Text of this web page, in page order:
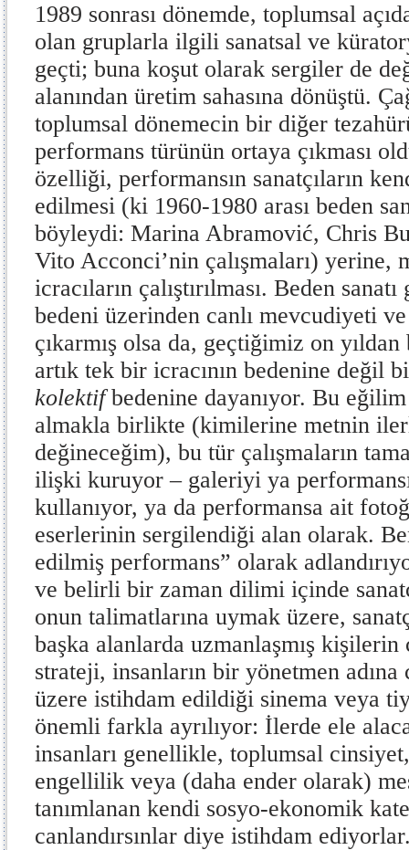
1989 sonrası dönemde, toplumsal
olan gruplarla ilgili sanatsal ve
geçti; buna koşut olarak sergiler de
alanından üretim sahasına dönüştü.
toplumsal dönemecin bir diğer
performans türünün ortaya çıkması
özelliği, performansın sanatçıların
edilmesi (ki 1960-1980 arası beden
böyleydi: Marina Abramović, Chris
Vito Acconci’nin çalışmaları) yerine,
icracıların çalıştırılması. Beden
bedeni üzerinden canlı mevcudiyeti ve
çıkarmış olsa da, geçtiğimiz on
artık tek bir icracının bedenine değil
kolektifbedenine dayanıyor. Bu
almakla birlikte (kimilerine metnin
değineceğim), bu tür çalışmaların
ilişki kuruyor – galeriyi ya
kullanıyor, ya da performansa ait
eserlerinin sergilendiği alan olarak.
edilmiş performans” olarak
ve belirli bir zaman dilimi içinde
onun talimatlarına uymak üzere,
başka alanlarda uzmanlaşmış kişilerin
strateji, insanların bir yönetmen adına
üzere istihdam edildiği sinema veya
önemli farkla ayrılıyor: İlerde ele
insanları genellikle, toplumsal
engellilik veya (daha ender olarak)
tanımlanan kendi sosyo-ekonomik
canlandırsınlar diye istihdam